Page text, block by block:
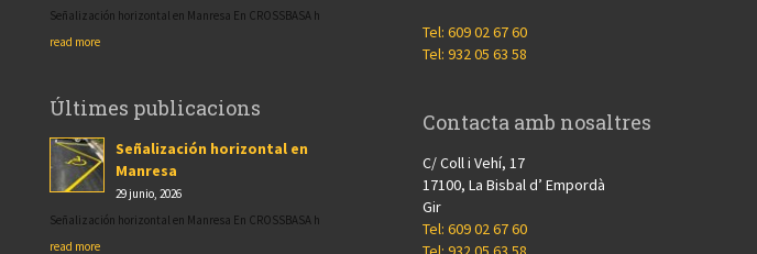
Señalización horizontal en Manresa En CROSSBASA h
read more
Últimes publicacions
Señalización horizontal en
Manresa
29 junio, 2026
Señalización horizontal en Manresa En CROSSBASA h
read more
Tel: 609 02 67 60
Tel: 932 05 63 58
Contacta amb nosaltres
C/ Coll i Vehí, 17
17100, La Bisbal d’ Empordà
Gir
Tel: 609 02 67 60